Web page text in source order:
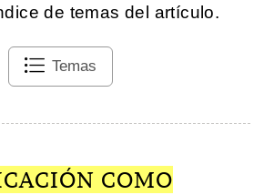
de temas del artículo.
Temas
COMO